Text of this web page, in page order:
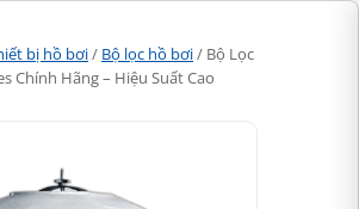
bị hồ bơi/ Bộ lọc hồ bơi/ Bộ Lọc
Chính Hãng – Hiệu Suất Cao